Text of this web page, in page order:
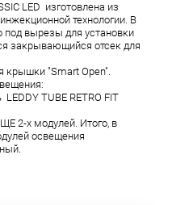
LED изготовлена из
технологии. В
под вырезы для установки
закрывающийся отсек для
крышки "Smart Open".
TUBE RETRO FIT
2-х модулей. Итого, в
освещения